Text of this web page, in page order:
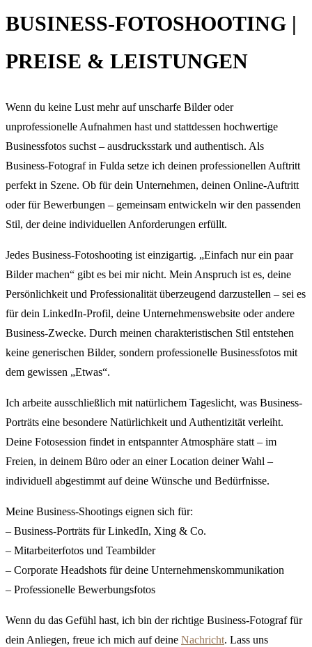
BUSINESS-FOTOSHOOTING |
PREISE & LEISTUNGEN
Wenn du keine Lust mehr auf unscharfe Bilder oder
unprofessionelle Aufnahmen hast und stattdessen hochwertige
Businessfotos suchst – ausdrucksstark und authentisch. Als
Business-Fotograf in Fulda setze ich deinen professionellen Auftritt
perfekt in Szene. Ob für dein Unternehmen, deinen Online-Auftritt
oder für Bewerbungen – gemeinsam entwickeln wir den passenden
Stil, der deine individuellen Anforderungen erfüllt.
Jedes Business-Fotoshooting ist einzigartig. „Einfach nur ein paar
Bilder machen“ gibt es bei mir nicht. Mein Anspruch ist es, deine
Persönlichkeit und Professionalität überzeugend darzustellen – sei es
für dein LinkedIn-Profil, deine Unternehmenswebsite oder andere
Business-Zwecke. Durch meinen charakteristischen Stil entstehen
keine generischen Bilder, sondern professionelle Businessfotos mit
dem gewissen „Etwas“.
Ich arbeite ausschließlich mit natürlichem Tageslicht, was Business-
Porträts eine besondere Natürlichkeit und Authentizität verleiht.
Deine Fotosession findet in entspannter Atmosphäre statt – im
Freien, in deinem Büro oder an einer Location deiner Wahl –
individuell abgestimmt auf deine Wünsche und Bedürfnisse.
Meine Business-Shootings eignen sich für:
– Business-Porträts für LinkedIn, Xing & Co.
– Mitarbeiterfotos und Teambilder
– Corporate Headshots für deine Unternehmenskommunikation
– Professionelle Bewerbungsfotos
Wenn du das Gefühl hast, ich bin der richtige Business-Fotograf für
dein Anliegen, freue ich mich auf deine Nachricht. Lass uns